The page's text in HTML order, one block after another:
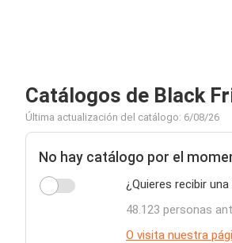
Catálogos de Black
Última actualización del catálogo: 6/08/26
No hay catálogo por el
¿Quieres recibir
48.123 personas
O visita nuestra